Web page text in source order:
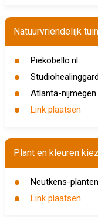
Natuurvriendelijk
Piekobello.nl
Atlanta-
Link plaatsen
Plant en kleuren
Neutkens-
Link plaatsen